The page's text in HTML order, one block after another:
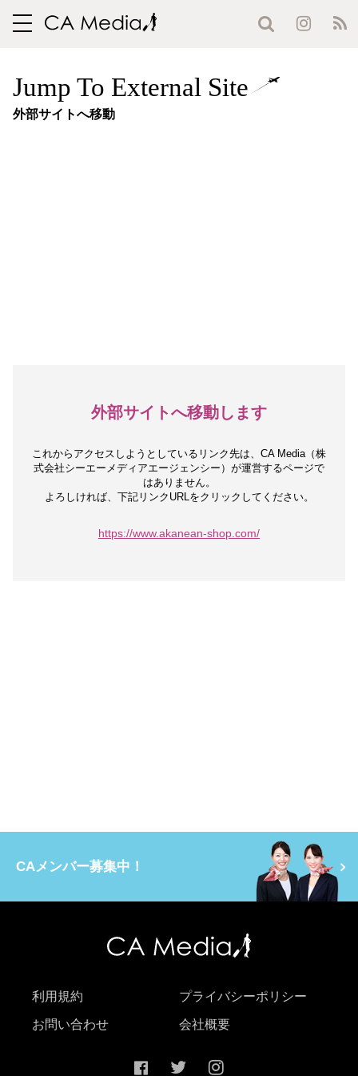
toggle
Jump To External Site
外部サイトへ移動
外部サイトへ移動します
これからアクセスしようとしているリンク先は、 CA Media（株
式会社シーエーメディアエージェンシー）が運営するページで
はありません。
よろしければ、下記リンクURLをクリックしてください。
https://www.akanean-shop.com/
CAメンバー募集中！
利用規約 プライバシーポリシー
お問い合わせ 会社概要